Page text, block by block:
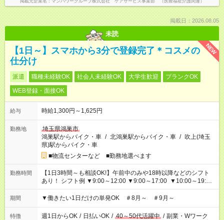
掲載元企業名 マンパワーグループ株式会社 ケアサービス事業部 （医療福祉介護関連）
掲載日：2026.08.05
未読
NEW
【1日～】スマホから3分で登録完了＊コスメの
仕分け
派遣 職種未経験OK 社会人未経験OK 大学生歓迎
ブランクOK
WEB登録・面接OK
給与 時給1,300円～1,625円
勤務地
埼玉県鴻巣市
鴻巣駅からバイク・車 / 北鴻巣駅からバイク・車 / 吹上(埼玉
県)駅からバイク・車
■物流センターなど ■勤務地選べます
勤務時間
【1日3時間～も相談OK!】午前中のみや18時以降などのシフト
あり！ シフト例 ▼9:00～12:00 ▼9:00～17:00 ▼10:00～19:00
▼18:00～21:00
期間 ▼働きたい1日だけの単発OK ＃8月～ ＃9月～
特徴 週1日からOK / 日払いOK / 40～50代活躍中 / 副業・Wワーク